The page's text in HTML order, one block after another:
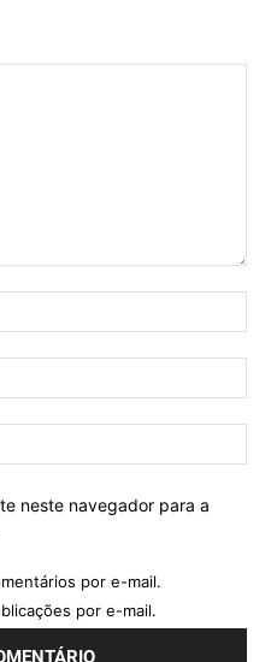
neste navegador para a
por e-mail.
por e-mail.